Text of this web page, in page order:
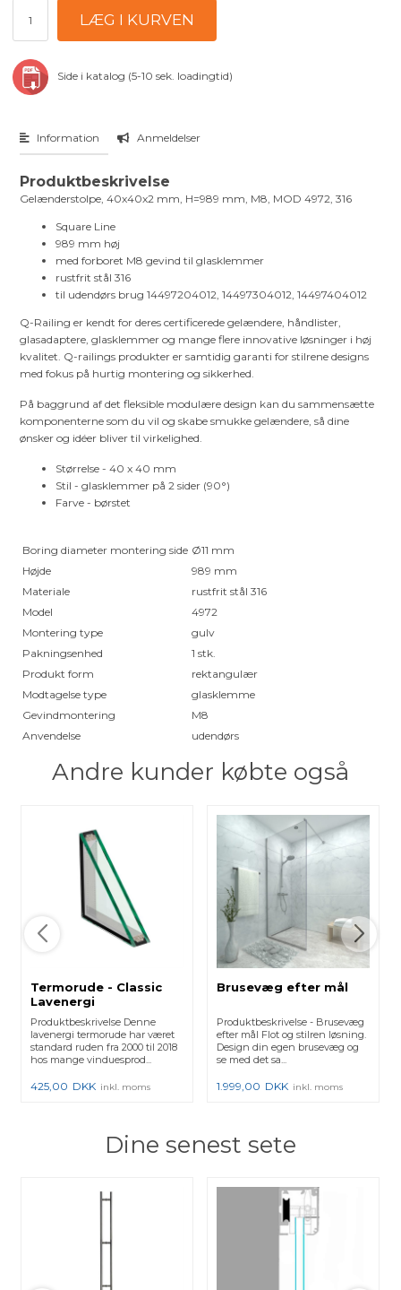
Side i katalog (5-10 sek. loadingtid)
Information Anmeldelser
Produktbeskrivelse
Gelænderstolpe, 40x40x2 mm, H=989 mm, M8, MOD 4972, 316
Square Line
989 mm høj
med forboret M8 gevind til glasklemmer
rustfrit stål 316
til udendørs brug 14497204012, 14497304012, 14497404012
Q-Railing er kendt for deres certificerede gelændere, håndlister,
glasadaptere, glasklemmer og mange flere innovative løsninger i høj
kvalitet. Q-railings produkter er samtidig garanti for stilrene designs
med fokus på hurtig montering og sikkerhed.
På baggrund af det fleksible modulære design kan du sammensætte
komponenterne som du vil og skabe smukke gelændere, så dine
ønsker og idéer bliver til virkelighed.
Størrelse - 40 x 40 mm
Stil - glasklemmer på 2 sider (90°)
Farve - børstet
Boring diameter montering side Ø11 mm
Højde
989 mm
Materiale
rustfrit stål 316
Model
4972
Montering type
gulv
Pakningsenhed
1 stk.
Produkt form
rektangulær
Modtagelse type
glasklemme
Gevindmontering
M8
Anvendelse
udendørs
Andre kunder købte også
Termorude - Classic
Lavenergi
Produktbeskrivelse Denne
lavenergi termorude har været
standard ruden fra 2000 til 2018
hos mange vinduesprod...
425,00 DKK inkl. moms
Brusevæg efter mål
Produktbeskrivelse - Brusevæg
efter mål Flot og stilren løsning.
Design din egen brusevæg og
se med det sa...
1.999,00 DKK inkl. moms
Dine senest sete